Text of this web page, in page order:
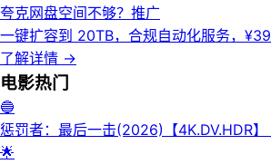
夸克网盘空间不够？ 推广
一键扩容到 20TB，合规自动化服务，
了解详情 →
电影热门
🔵
惩罚者：最后一击(2026)【4K.DV.HDR】
幕】【杜比全景声】【动作/惊悚】
🌟